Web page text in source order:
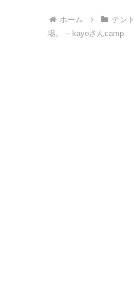
ホーム テント
場。 – kayoさんcamp